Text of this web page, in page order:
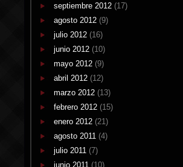
septiembre 2012 (17)
agosto 2012 (9)
julio 2012 (16)
junio 2012 (10)
mayo 2012 (9)
abril 2012 (12)
marzo 2012 (13)
febrero 2012 (15)
enero 2012 (21)
agosto 2011 (4)
julio 2011 (7)
junio 2011 (10)